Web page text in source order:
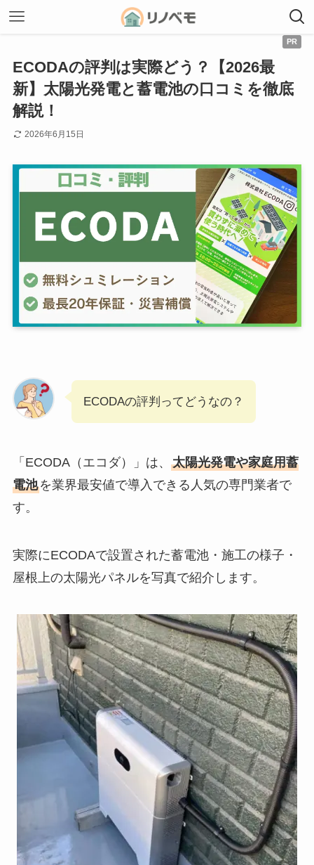
ECODAの評判は実際どう？【2026最
新】太陽光発電と蓄電池の口コミを徹底
解説！
2026年6月15日
ECODAの評判ってどうなの？
「ECODA（エコダ）」は、 太陽光発電や家庭用蓄
電池を業界最安値で導入できる人気の専門業者で
す。
実際にECODAで設置された蓄電池・施工の様子・
屋根上の太陽光パネルを写真で紹介します。